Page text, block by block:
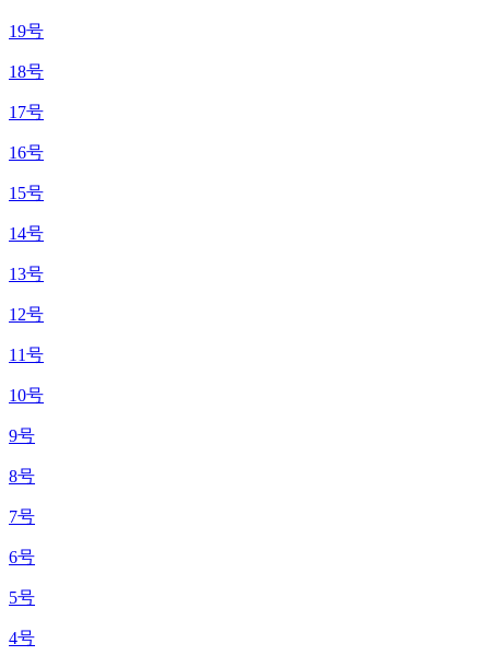
19号
18号
17号
16号
15号
14号
13号
12号
11号
10号
9号
8号
7号
6号
5号
4号